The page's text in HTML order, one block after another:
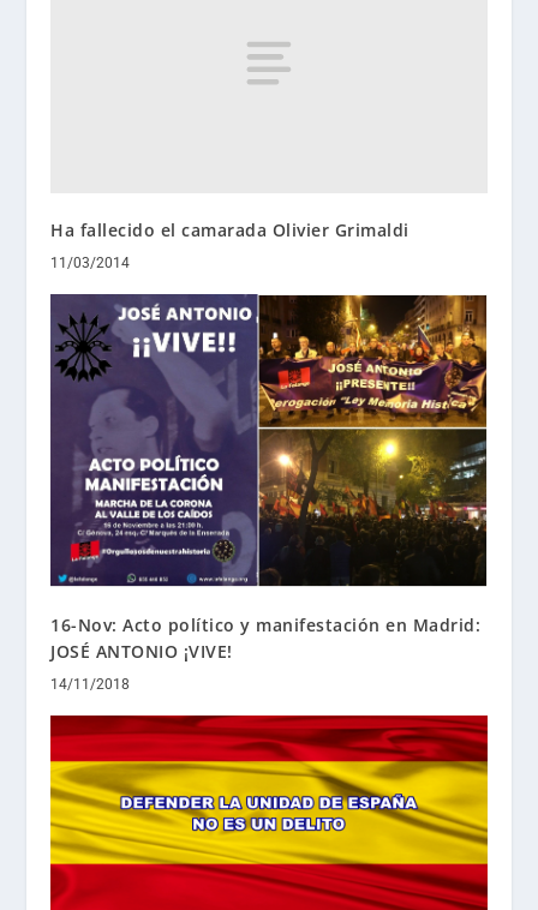
Ha fallecido el camarada Olivier Grimaldi
11/03/2014
16-Nov: Acto político y manifestación en Madrid:
JOSÉ ANTONIO ¡VIVE!
14/11/2018